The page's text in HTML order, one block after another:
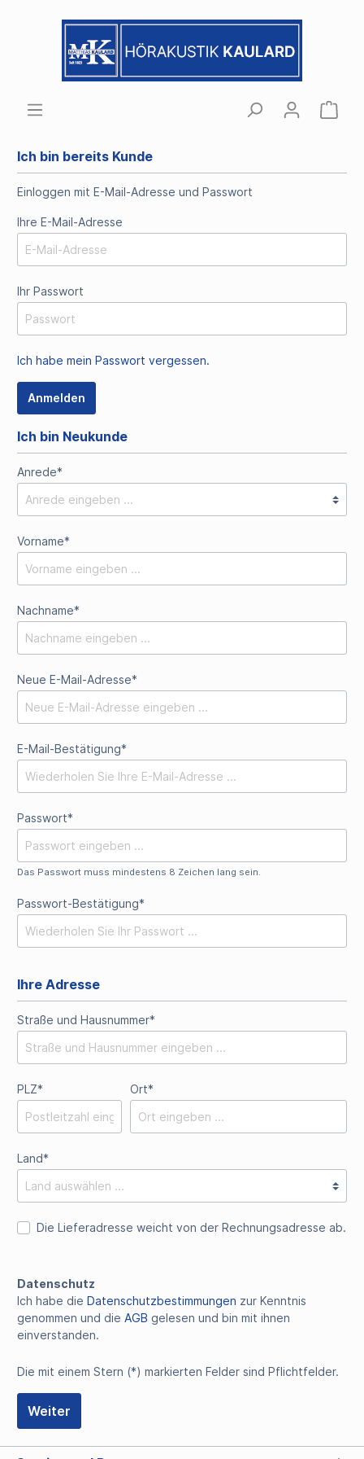
Ich bin bereits Kunde
Einloggen mit E-Mail-Adresse und Passwort
Ihre E-Mail-Adresse
Ihr Passwort
Ich habe mein Passwort vergessen.
Anmelden
Ich bin Neukunde
Anrede*
Vorname*
Nachname*
Neue E-Mail-Adresse*
E-Mail-Bestätigung*
Passwort*
Das Passwort muss mindestens 8 Zeichen lang sein.
Passwort-Bestätigung*
Ihre Adresse
Straße und Hausnummer*
PLZ* Ort*
Land*
Die Lieferadresse weicht von der Rechnungsadresse ab.
Datenschutz
Ich habe die Datenschutzbestimmungen zur Kenntnis
genommen und die AGB gelesen und bin mit ihnen
einverstanden.
Die mit einem Stern (*) markierten Felder sind Pflichtfelder.
Weiter